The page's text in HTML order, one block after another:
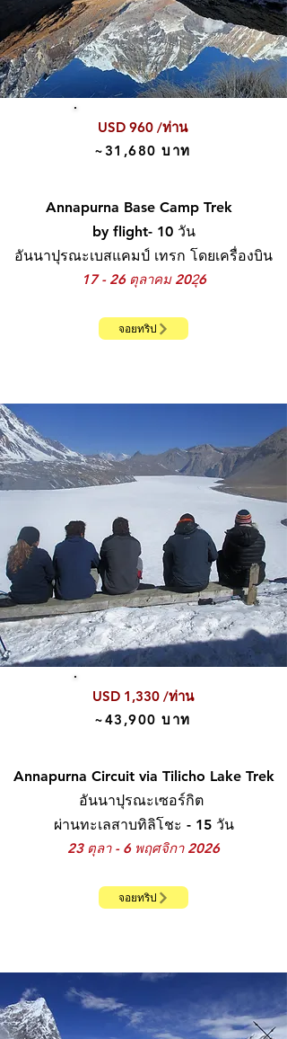
USD 960 /ท่าน
~31,680 บาท
Annapurna Base Camp Trek
by flight- 10 วัน
อันนาปุรณะเบสแคมป์ เทรก โดยเครื่องบิน
17 - 26 ตุลาคม 202ุ6
จอยทริป
USD 1,330 /ท่าน
~43,900 บาท
Annapurna Circuit via Tilicho Lake Trek
อันนาปุรณะเซอร์กิต
ผ่านทะเลสาบทิลิโชะ - 15 วัน
23 ตุลา - 6 พฤศจิกา 2026
จอยทริป